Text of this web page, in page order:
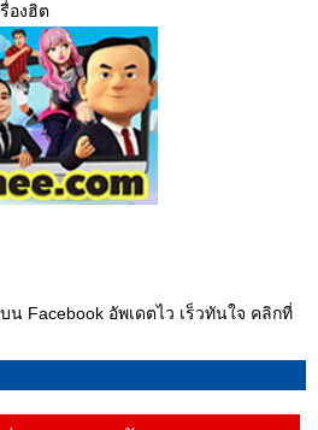
องฮิต
Facebook อัพเดตไว เร็วทันใจ คลิกที่